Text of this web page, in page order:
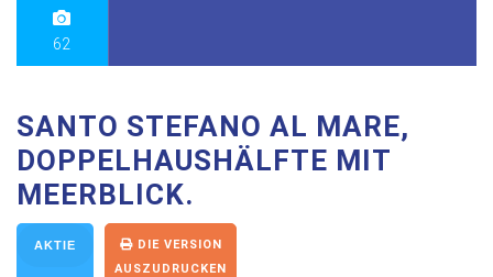
62
SANTO STEFANO AL MARE,
DOPPELHAUSHÄLFTE MIT
MEERBLICK.
AKTIE
DIE VERSION
AUSZUDRUCKEN